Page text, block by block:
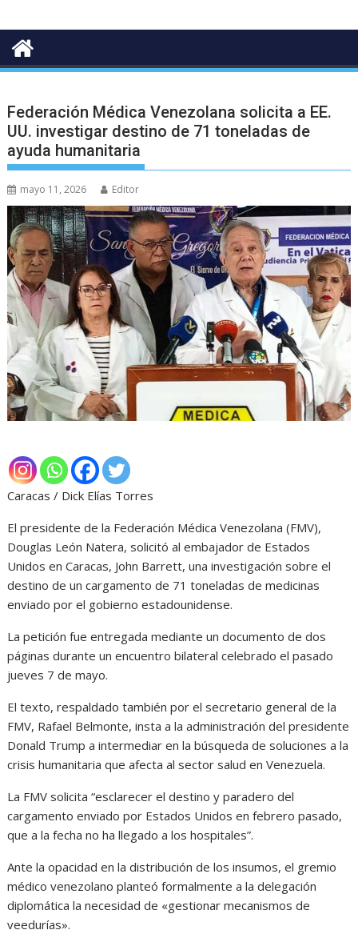
Federación Médica Venezolana solicita a EE.
UU. investigar destino de 71 toneladas de
ayuda humanitaria
mayo 11, 2026 Editor
Caracas / Dick Elías Torres
El presidente de la Federación Médica Venezolana (FMV),
Douglas León Natera, solicitó al embajador de Estados
Unidos en Caracas, John Barrett, una investigación sobre el
destino de un cargamento de 71 toneladas de medicinas
enviado por el gobierno estadounidense.
La petición fue entregada mediante un documento de dos
páginas durante un encuentro bilateral celebrado el pasado
jueves 7 de mayo.
El texto, respaldado también por el secretario general de la
FMV, Rafael Belmonte, insta a la administración del presidente
Donald Trump a intermediar en la búsqueda de soluciones a la
crisis humanitaria que afecta al sector salud en Venezuela.
La FMV solicita “esclarecer el destino y paradero del
cargamento enviado por Estados Unidos en febrero pasado,
que a la fecha no ha llegado a los hospitales”.
Ante la opacidad en la distribución de los insumos, el gremio
médico venezolano planteó formalmente a la delegación
diplomática la necesidad de «gestionar mecanismos de
veedurías».